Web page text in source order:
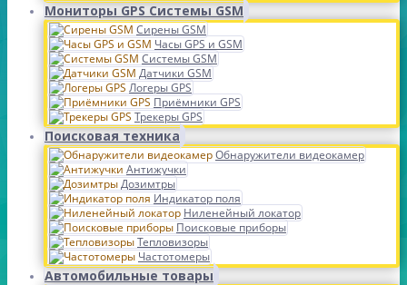
Мониторы GPS Системы GSM
Сирены GSM
Часы GPS и GSM
Системы GSM
Датчики GSM
Логеры GPS
Приёмники GPS
Трекеры GPS
Поисковая техника
Обнаружители видеокамер
Антижучки
Дозимтры
Индикатор поля
Ниленейный локатор
Поисковые приборы
Тепловизоры
Частотомеры
Автомобильные товары